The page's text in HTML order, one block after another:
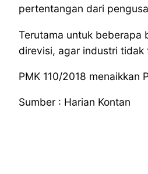
pertentangan dari
Terutama untuk beberapa
direvisi, agar industri tidak
PMK 110/2018 menaikkan
Sumber : Harian Kontan